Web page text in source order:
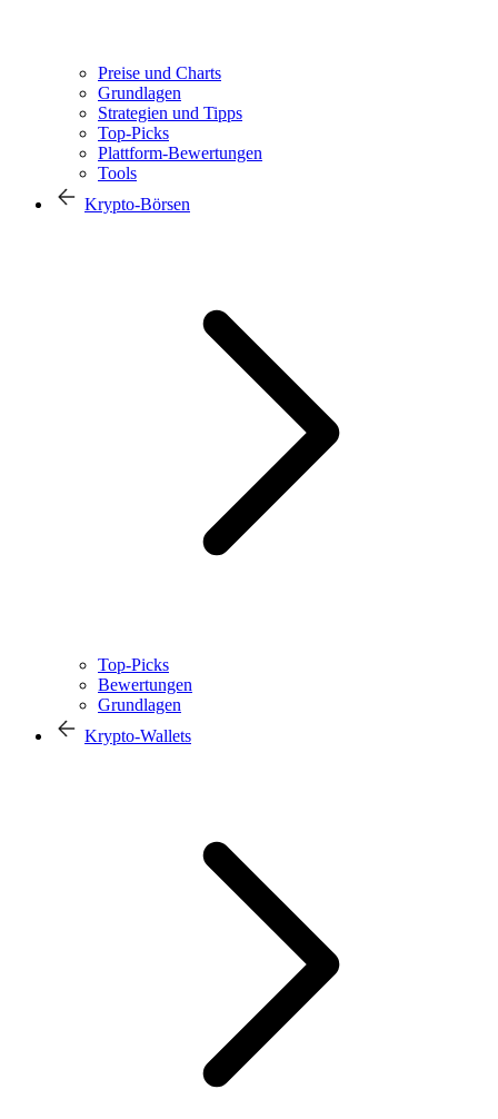
Preise und Charts
Grundlagen
Strategien und Tipps
Top-Picks
Plattform-Bewertungen
Tools
Krypto-Börsen
Top-Picks
Bewertungen
Grundlagen
Krypto-Wallets